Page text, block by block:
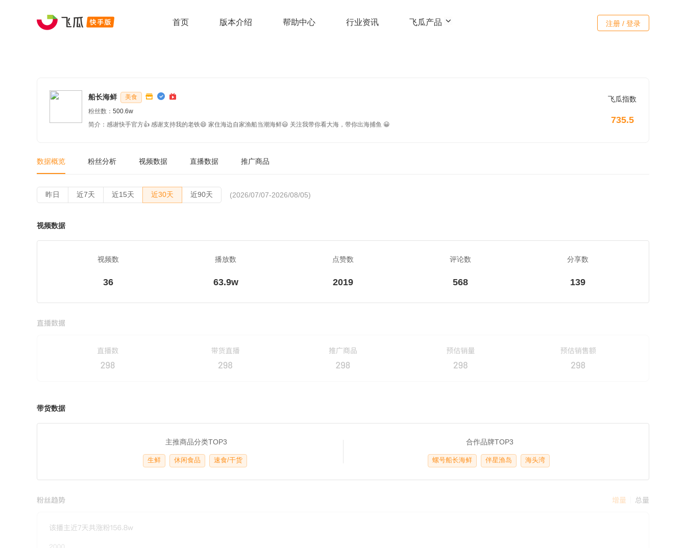
首页 版本介绍 帮助中心 行业资讯 飞瓜产品 注册 / 登录
船长海鲜
美食
粉丝数： 500.6w
简介：感谢快手官方👍 感谢支持我的老铁😄 家住海边自家渔船当潮海鲜😃 关注我带你看大海，带你出海捕鱼 😀
飞瓜指数
735.5
数据概览 粉丝分析 视频数据 直播数据 推广商品
昨日 近7天 近15天 近30天 近90天 (2026/07/07-2026/08/05)
视频数据
视频数
36
播放数
63.9w
点赞数
2019
评论数
568
分享数
139
带货数据
主推商品分类TOP3
生鲜 休闲食品 速食/干货
合作品牌TOP3
螺号船长海鲜 伴星渔岛 海头湾